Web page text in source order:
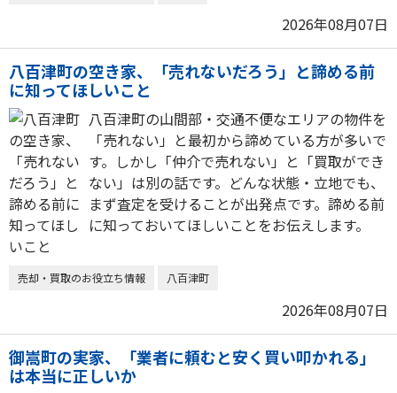
2026年08月07日
八百津町の空き家、「売れないだろう」と諦める前
に知ってほしいこと
八百津町の山間部・交通不便なエリアの物件を
「売れない」と最初から諦めている方が多いで
す。しかし「仲介で売れない」と「買取ができ
ない」は別の話です。どんな状態・立地でも、
まず査定を受けることが出発点です。諦める前
に知っておいてほしいことをお伝えします。
売却・買取のお役立ち情報 八百津町
2026年08月07日
御嵩町の実家、「業者に頼むと安く買い叩かれる」
は本当に正しいか